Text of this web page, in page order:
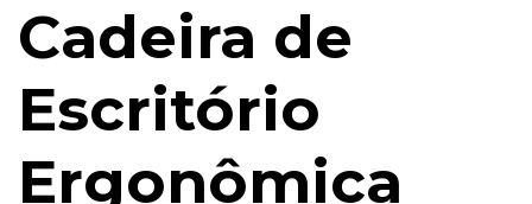
Cadeira de
Escritório
Ergonômica